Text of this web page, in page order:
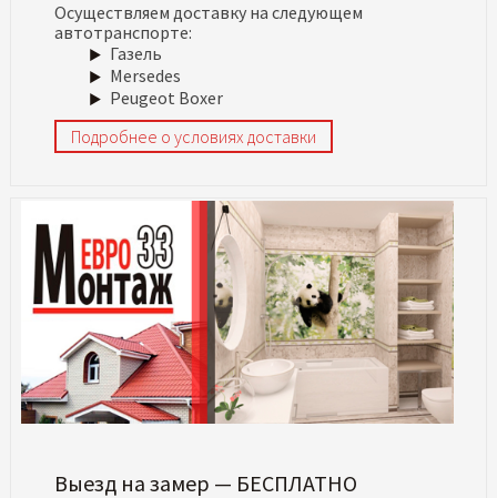
Осуществляем доставку на следующем
автотранспорте:
Газель
Mersedes
Peugeot Boxer
Подробнее о условиях доставки
Выезд на замер — БЕСПЛАТНО